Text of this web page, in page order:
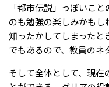
「都市伝説」っぽいこ
のも勉強の楽しみかも
知ったかしてしまったと
でもあるので、教員のネ
そして全体として、現在